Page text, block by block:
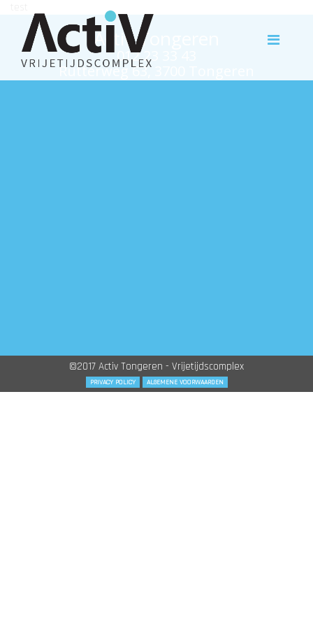
Activ Tongeren
012 23 33 43
Rutterweg 63, 3700 Tongeren
©2017 Activ Tongeren - Vrijetijdscomplex
PRIVACY POLICY ALGEMENE VOORWAARDEN